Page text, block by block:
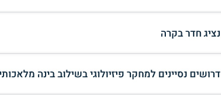
נציג חדר בקרה
דרושים נסיינים למחקר פיזיולוגי בשילוב בינה